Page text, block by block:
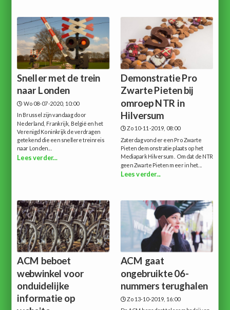
Sneller met de trein
naar Londen
Wo 08-07-2020, 10:00
In Brussel zijn vandaag door
Nederland, Frankrijk, België en het
Verenigd Koninkrijk de verdragen
getekend die een snellere treinreis
naar Londen...
Lees verder...
Demonstratie Pro
Zwarte Pieten bij
omroep NTR in
Hilversum
Zo 10-11-2019, 08:00
Zaterdag vond er een Pro Zwarte
Pieten demonstratie plaats op het
Mediapark Hilversum. Omdat de NTR
geen Zwarte Pieten meer in het...
Lees verder...
ACM beboet
webwinkel voor
onduidelijke
informatie op
ACM gaat
ongebruikte 06-
nummers terughalen
Zo 13-10-2019, 16:00